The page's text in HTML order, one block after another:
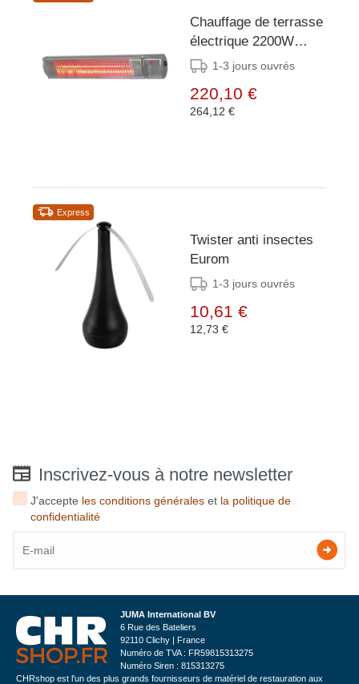
Chauffage de terrasse
électrique 2200W
Eurom Golden
télécommande
1-3 jours ouvrés
220,10 €
264,12 €
Express
Twister anti insectes
Eurom
1-3 jours ouvrés
10,61 €
12,73 €
Inscrivez-vous à notre newsletter
J'accepte les conditions générales et la politique de
confidentialité
JUMA International BV
6 Rue des Bateliers
92110 Clichy | France
Numéro de TVA : FR59815313275
Numéro Siren : 815313275
CHRshop est l'un des plus grands fournisseurs de matériel de restauration aux